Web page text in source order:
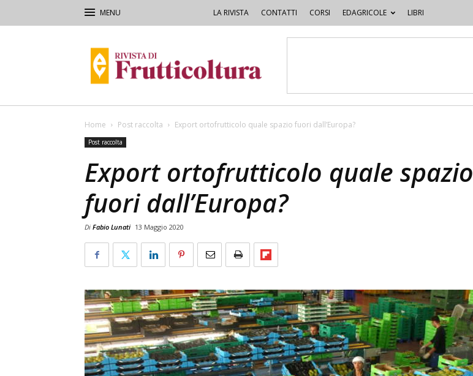
LA RIVISTA CONTATTI CORSI EDAGRICOLE LIBRI
di
Frutticoltura
Home Post raccolta Export ortofrutticolo quale spazio fuori dall’Europa?
Post raccolta
Export ortofrutticolo quale spazio
fuori dall’Europa?
Di Fabio Lunati 13 Maggio 2020